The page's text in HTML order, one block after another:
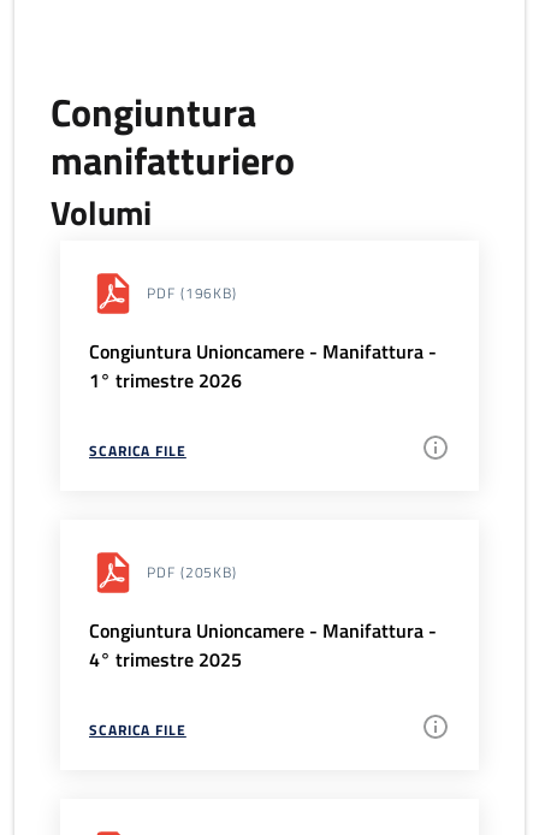
Congiuntura
manifatturiero
Volumi
PDF (196KB)
Congiuntura Unioncamere - Manifattura -
1° trimestre 2026
SCARICA FILE
PDF (205KB)
Congiuntura Unioncamere - Manifattura -
4° trimestre 2025
SCARICA FILE